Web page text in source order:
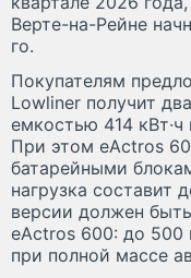
Верте-на-Рейне
го.
Покупателям
Lowliner получит
емкостью 414
При этом eActros
батарейными
нагрузка составит
версии должен
eActros 600: до 500
при полной массе